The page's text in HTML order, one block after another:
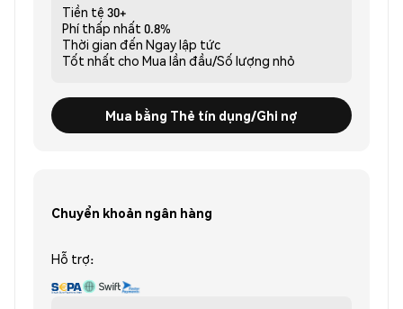
Tiền tệ 30+
Phí thấp nhất 0.8%
Thời gian đến Ngay lập tức
Tốt nhất cho Mua lần đầu/Số lượng nhỏ
Mua bằng Thẻ tín dụng/Ghi nợ
Chuyển khoản ngân hàng
Hỗ trợ: